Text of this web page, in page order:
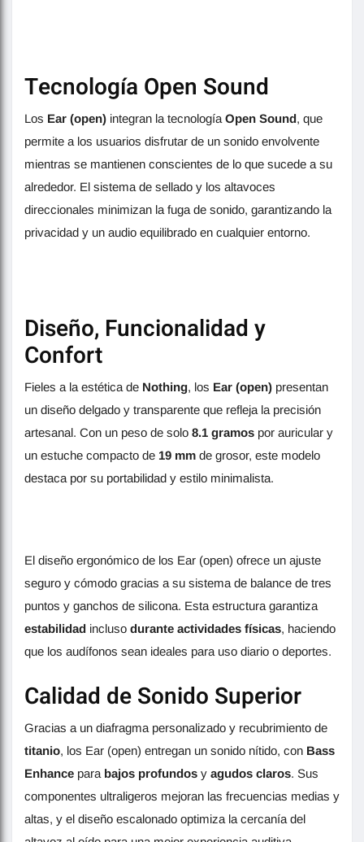
Tecnología Open Sound
Los Ear (open) integran la tecnología Open Sound, que
permite a los usuarios disfrutar de un sonido envolvente
mientras se mantienen conscientes de lo que sucede a su
alrededor. El sistema de sellado y los altavoces
direccionales minimizan la fuga de sonido, garantizando la
privacidad y un audio equilibrado en cualquier entorno.
Diseño, Funcionalidad y
Confort
Fieles a la estética de Nothing, los Ear (open) presentan
un diseño delgado y transparente que refleja la precisión
artesanal. Con un peso de solo 8.1 gramos por auricular y
un estuche compacto de 19 mm de grosor, este modelo
destaca por su portabilidad y estilo minimalista.
El diseño ergonómico de los Ear (open) ofrece un ajuste
seguro y cómodo gracias a su sistema de balance de tres
puntos y ganchos de silicona. Esta estructura garantiza
estabilidad incluso durante actividades físicas, haciendo
que los audífonos sean ideales para uso diario o deportes.
Calidad de Sonido Superior
Gracias a un diafragma personalizado y recubrimiento de
titanio, los Ear (open) entregan un sonido nítido, con Bass
Enhance para bajos profundos y agudos claros. Sus
componentes ultraligeros mejoran las frecuencias medias y
altas, y el diseño escalonado optimiza la cercanía del